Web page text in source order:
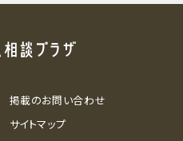
掲載のお問い合わせ
サイトマップ